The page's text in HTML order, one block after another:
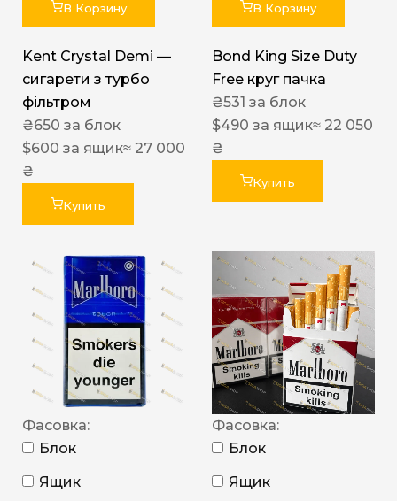
В Корзину
Kent Crystal Demi —
сигарети з турбо
фільтром
₴650 за блок
$600 за ящик≈ 27 000
₴
Купить
В Корзину
Bond King Size Duty
Free круг пачка
₴531 за блок
$490 за ящик≈ 22 050
₴
Купить
Фасовка:
Блок
Ящик
Фасовка:
Блок
Ящик